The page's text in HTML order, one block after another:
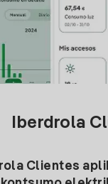
Iberdrola
Clientes